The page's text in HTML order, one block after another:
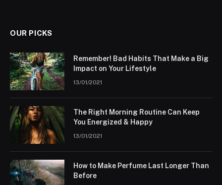
OUR PICKS
Remember! Bad Habits That Make a Big
Impact on Your Lifestyle
13/01/2021
The Right Morning Routine Can Keep
You Energized & Happy
13/01/2021
How to Make Perfume Last Longer Than
Before